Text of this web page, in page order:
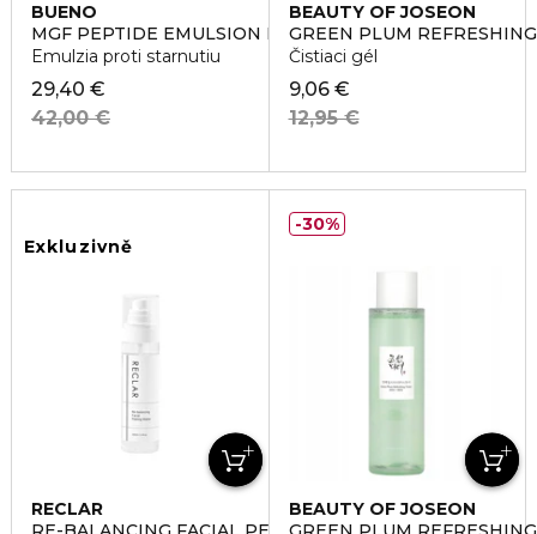
BUENO
MGF PEPTIDE EMULSION PLUS
Emulzia proti starnutiu
29,40 €
42,00 €
BEAUTY OF JOSEON
GREEN PLUM
Čistiaci gél
9,06 €
12,95 €
Exkluzivně
RECLAR
BEAUTY OF JOSEON
30%